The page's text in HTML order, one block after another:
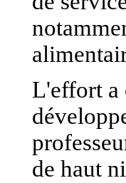
L'effort a
de haut